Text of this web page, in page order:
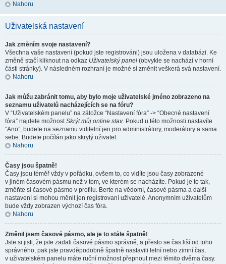
Nahoru
Uživatelská nastavení
Jak změním svoje nastavení?
Všechna vaše nastavení (pokud jste registrováni) jsou uložena v databázi. Ke
změně stačí kliknout na odkaz Uživatelský panel (obvykle se nachází v horní
části stránky). V následném rozhraní je možné si změnit veškerá svá nastavení.
Nahoru
Jak můžu zabránit tomu, aby bylo moje uživatelské jméno zobrazeno na
seznamu uživatelů nacházejících se na fóru?
V “Uživatelském panelu” na záložce “Nastavení fóra” -> “Obecné nastavení
fóra” najdete možnostSkrýt můj online stav. Pokud u této možnosti nastavíte
“Ano”, budete na seznamu viditelní jen pro administrátory, moderátory a sama
sebe. Budete počítán jako skrytý uživatel.
Nahoru
Časy jsou špatně!
Časy jsou téměř vždy v pořádku, ovšem to, co vidíte jsou časy zobrazené
v jiném časovém pásmu než v tom, ve kterém se nacházíte. Pokud je to tak,
změňte si časové pásmo v profilu. Berte na vědomí, časové pásma a další
nastavení si mohou měnit jen registrovaní uživatelé. Anonymním uživatelům
bude vždy zobrazen výchozí čas fóra.
Nahoru
Změnil jsem časové pásmo, ale je to stále špatně!
Jste si jisti, že jste zadali časové pásmo správně, a přesto se čas liší od toho
správného, pak jste pravděpodobně špatně nastavili letní nebo zimní čas,
v uživatelském panelu máte ruční možnost přepnout mezi těmito dvěma časy.